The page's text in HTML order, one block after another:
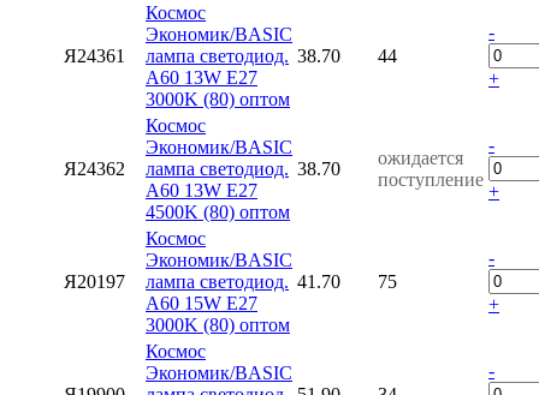
Я24361
Космос
Экономик/BASIC
лампа светодиод.
А60 13W Е27
3000K (80) оптом
38.70 44
-
+
Я24362
Космос
Экономик/BASIC
лампа светодиод.
А60 13W Е27
4500K (80) оптом
38.70
ожидается
поступление
-
+
Я20197
Космос
Экономик/BASIC
лампа светодиод.
А60 15W Е27
3000K (80) оптом
41.70 75
-
+
Космос
Экономик/BASIC
-